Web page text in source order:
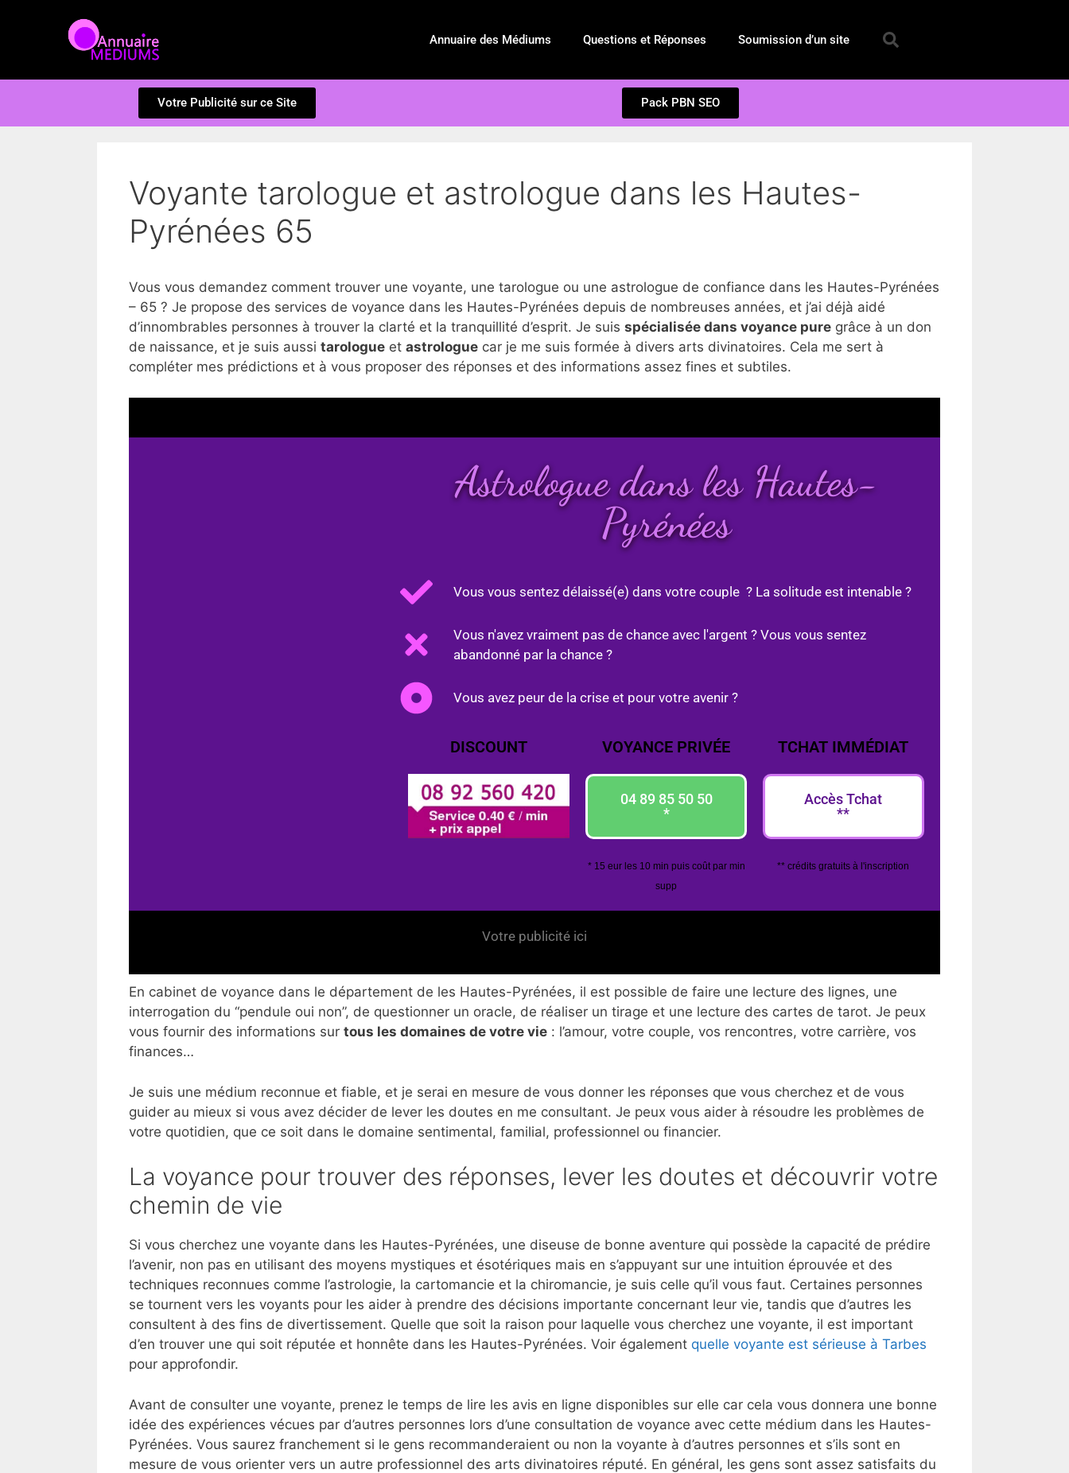
Annuaire des Médiums Questions et Réponses Soumission d’un site
Votre Publicité sur ce Site Pack PBN SEO
Voyante tarologue et astrologue dans les Hautes-
Pyrénées 65
Vous vous demandez comment trouver une voyante, une tarologue ou une astrologue de confiance dans les Hautes-Pyrénées
– 65 ? Je propose des services de voyance dans les Hautes-Pyrénées depuis de nombreuses années, et j’ai déjà aidé
d’innombrables personnes à trouver la clarté et la tranquillité d’esprit. Je suis spécialisée dans voyance pure grâce à un don
de naissance, et je suis aussi tarologue et astrologue car je me suis formée à divers arts divinatoires. Cela me sert à
compléter mes prédictions et à vous proposer des réponses et des informations assez fines et subtiles.
Astrologue dans les Hautes-
Pyrénées
Vous vous sentez délaissé(e) dans votre couple ? La solitude est intenable ?
Vous n'avez vraiment pas de chance avec l'argent ? Vous vous sentez
abandonné par la chance ?
Vous avez peur de la crise et pour votre avenir ?
DISCOUNT VOYANCE PRIVÉE
04 89 85 50 50
*
* 15 eur les 10 min puis coût par min
supp
TCHAT IMMÉDIAT
Accès Tchat
**
** crédits gratuits à l'inscription
Votre publicité ici
En cabinet de voyance dans le département de les Hautes-Pyrénées, il est possible de faire une lecture des lignes, une
interrogation du “pendule oui non”, de questionner un oracle, de réaliser un tirage et une lecture des cartes de tarot. Je peux
vous fournir des informations sur tous les domaines de votre vie : l’amour, votre couple, vos rencontres, votre carrière, vos
finances…
Je suis une médium reconnue et fiable, et je serai en mesure de vous donner les réponses que vous cherchez et de vous
guider au mieux si vous avez décider de lever les doutes en me consultant. Je peux vous aider à résoudre les problèmes de
votre quotidien, que ce soit dans le domaine sentimental, familial, professionnel ou financier.
La voyance pour trouver des réponses, lever les doutes et découvrir votre
chemin de vie
Si vous cherchez une voyante dans les Hautes-Pyrénées, une diseuse de bonne aventure qui possède la capacité de prédire
l’avenir, non pas en utilisant des moyens mystiques et ésotériques mais en s’appuyant sur une intuition éprouvée et des
techniques reconnues comme l’astrologie, la cartomancie et la chiromancie, je suis celle qu’il vous faut. Certaines personnes
se tournent vers les voyants pour les aider à prendre des décisions importante concernant leur vie, tandis que d’autres les
consultent à des fins de divertissement. Quelle que soit la raison pour laquelle vous cherchez une voyante, il est important
d’en trouver une qui soit réputée et honnête dans les Hautes-Pyrénées. Voir également quelle voyante est sérieuse à Tarbes
pour approfondir.
Avant de consulter une voyante, prenez le temps de lire les avis en ligne disponibles sur elle car cela vous donnera une bonne
idée des expériences vécues par d’autres personnes lors d’une consultation de voyance avec cette médium dans les Hautes-
Pyrénées. Vous saurez franchement si le gens recommanderaient ou non la voyante à d’autres personnes et s’ils sont en
mesure de vous orienter vers un autre professionnel des arts divinatoires réputé. En général, les gens sont assez satisfaits du